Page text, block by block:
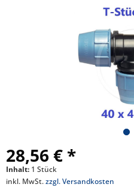
28,56 € *
Inhalt: 1 Stück
inkl. MwSt.zzgl. Versandkosten